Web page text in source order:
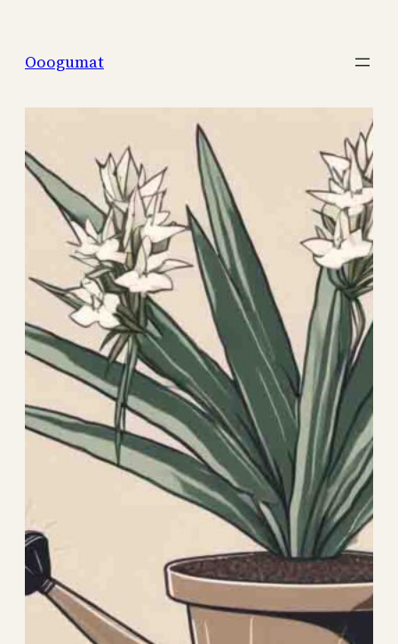
содержимому
Ooogumat